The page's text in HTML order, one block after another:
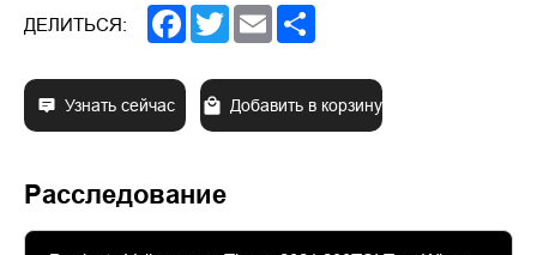
ДЕЛИТЬСЯ: Facebook
TwitterEmail
Узнать сейчас Добавить в корзину
Расследование